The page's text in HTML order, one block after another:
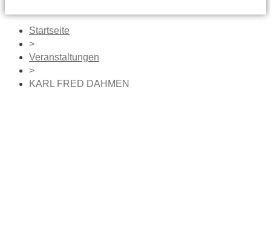
Startseite
>
Veranstaltungen
>
KARL FRED DAHMEN